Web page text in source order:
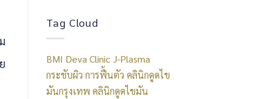
ร่าง
สัดส่วน
2569
Body
Composition
ให้
ที่ไหน
กรุงเทพฯ
Comments
on
ปี
2569
เจาะ
Tag Cloud
BMI Deva Clinic J-Plasma
กระชับผิว การฟื้นตัว คลินิกดูดไข
มันกรุงเทพ คลินิกดูดไขมัน